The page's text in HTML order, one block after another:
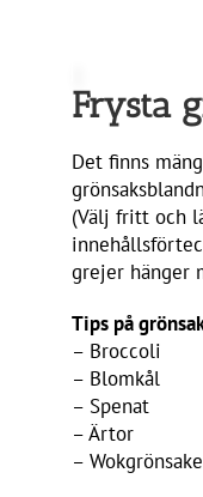
Frysta
Det finns
(Välj fritt och
grejer hänger
Tips på
– Broccoli
– Blomkål
– Spenat
– Ärtor
–